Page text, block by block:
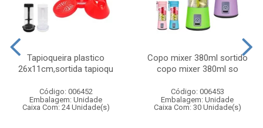
Tapioqueira plastico
26x11cm,sortida tapioqu
Código: 006452
Embalagem: Unidade
Caixa Com: 24 Unidade(s)
Copo mixer 380ml sortido
copo mixer 380ml so
Código: 006453
Embalagem: Unidade
Caixa Com: 30 Unidade(s)